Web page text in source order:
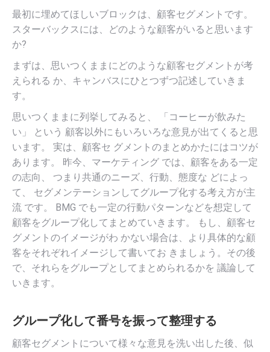
最初に埋めてほしいブロックは、顧客セグメントです。
スターバックスには、どのような顧客がいると思います
か?
まずは、思いつくままにどのような顧客セグメントが考
えられる か、キャンバスにひとつずつ記述していきま
す。
思いつくままに列挙してみると、 「コーヒーが飲みた
い」 という 顧客以外にもいろいろな意見が出てくると思
います。 実は、顧客セ グメントのまとめかたにはコツが
あります。 昨今、マーケティング では、顧客をある一定
の志向、 つまり共通のニーズ、行動、態度な どによっ
て、 セグメンテーションしてグループ化する考え方が主
流 です。 BMG でも一定の行動パターンなどを想定して
顧客をグループ化してまとめていきます。 もし、顧客セ
グメントのイメージがわ かない場合は、より具体的な顧
客をそれぞれイメージして書いてお きましょう。その後
で、それらをグループとしてまとめられるかを 議論して
いきます。
グループ化して番号を振って整理する
顧客セグメントについて様々な意見を洗い出した後、似